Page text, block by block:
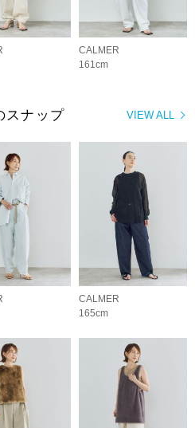
CALMER
161cm
VIEW ALL
スナップ
CALMER
165cm